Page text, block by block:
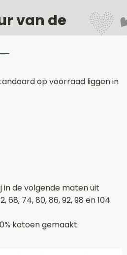
van de
op voorraad liggen in
in de volgende maten uit
68, 74, 80, 86, 92, 98 en 104.
katoen gemaakt.